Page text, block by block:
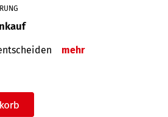
mehr